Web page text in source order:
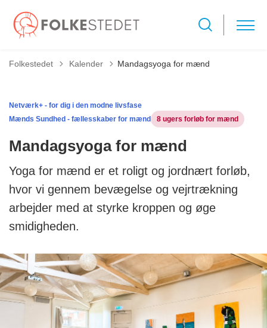
Folkestedet Tilbage til
Kalender Mandagsyoga for mænd
Netværk+ - for dig i den modne livsfase
Mænds Sundhed - fællesskaber for mænd
8 ugers forløb for mænd
Mandagsyoga for mænd
Yoga for mænd er et roligt og jordnært forløb,
hvor vi gennem bevægelse og vejrtrækning
arbejder med at styrke kroppen og øge
smidigheden.